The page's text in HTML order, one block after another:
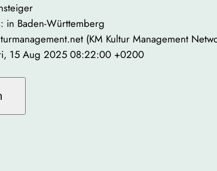
in Baden-Württemberg
(KM Kultur Management
15 Aug 2025 08:22:00 +0200